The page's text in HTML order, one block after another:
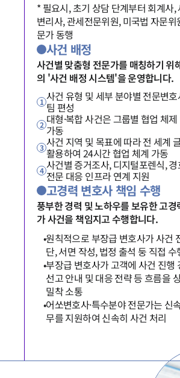
그룹소개
오시는 길
글로벌 파트너 로펌
* 필요시, 초기 상담 단계부터 회계사,
변리사, 관세전문위원, 미국법 자문위
문가 동행
사건 배정
사건별 맞춤형 전문가를 매칭하기 위
의 '사건 배정 시스템'을 운영합니다.
1 사건 유형 및 세부 분야별 전문변
팀 편성
2 대형·복합 사건은 그룹별 협업 체
가동
3 사건 지역 및 목표에 따라 전 세계
활용하여 24시간 협업 체계 가동
4 사건별 증거조사, 디지털포렌식,
전문 대응 인프라 연계 지원
고경력 변호사 책임 수행
풍부한 경력 및 노하우를 보유한 고경
가 사건을 책임지고 수행합니다.
•원칙적으로 부장급 변호사가 사건
단, 서면 작성, 법정 출석 둥 직접 수
•부장급 변호사가 고객에 사건 진행
선고 안내 및 대응 전략 등 흐름을
밀착 소통
•어쏘변호사·특수분야 전문가는 신
무를 지원하여 신속히 사건 처리